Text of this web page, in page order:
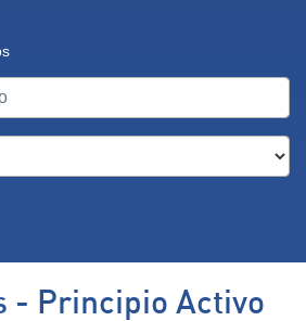
- Principio Activo